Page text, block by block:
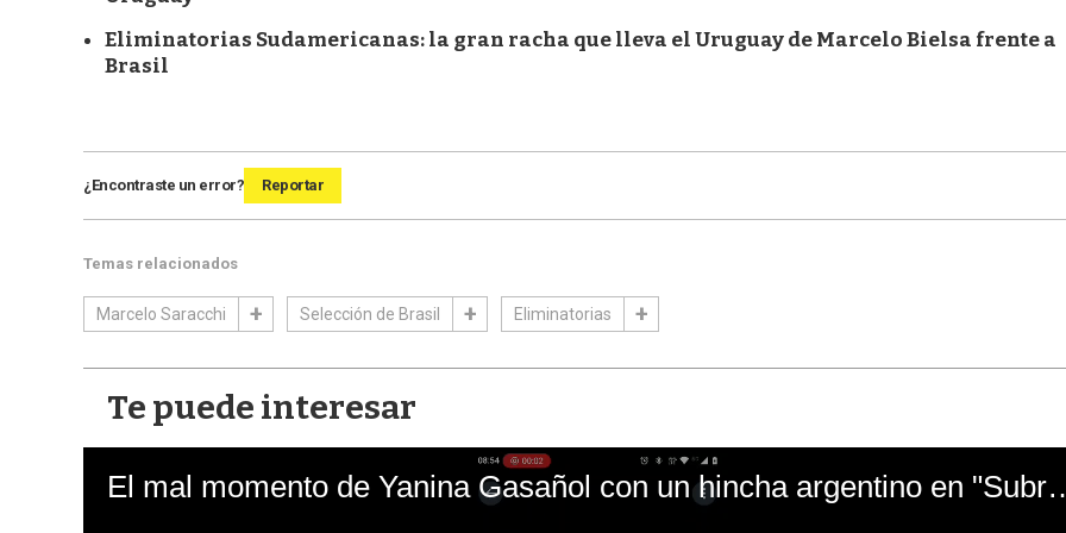
Eliminatorias Sudamericanas: la gran racha que lleva el Uruguay de Marcelo Bielsa frente a
Brasil
¿Encontraste un error? Reportar
Temas relacionados
Marcelo Saracchi Selección de Brasil Eliminatorias
Te puede interesar
El mal momento de Yanina